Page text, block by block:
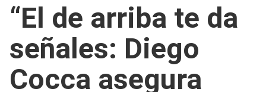
“El de arriba te da
señales: Diego
Cocca asegura